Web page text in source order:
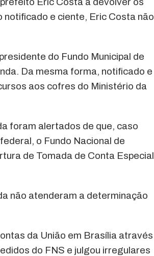
e ciente, Eric Costa não
do Fundo Municipal de
Da mesma forma, notificado e
aos cofres do Ministério da
foram alertados de que, caso
o Fundo Nacional de
de Tomada de Conta Especial
não atenderam a determinação
da União em Brasília através
do FNS e julgou irregulares